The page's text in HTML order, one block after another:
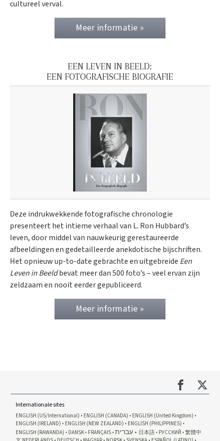
cultureel verval.
Meer informatie »
EEN LEVEN IN BEELD:
EEN FOTOGRAFISCHE BIOGRAFIE
Deze indrukwekkende fotografische chronologie
presenteert het intieme verhaal van L. Ron Hubbard’s
leven, door middel van nauwkeurig gerestaureerde
afbeeldingen en gedetailleerde anekdotische bijschriften.
Het opnieuw up-to-date gebrachte en uitgebreide Een
Leven in Beeldbevat meer dan 500 foto’s – veel ervan zijn
zeldzaam en nooit eerder gepubliceerd.
Meer informatie »
Internationale sites
ENGLISH (US/International) ENGLISH (CANADA)
ENGLISH (United Kingdom)
ENGLISH (IRELAND)
ENGLISH (NEW ZEALAND)
ENGLISH (PHILIPPINES)
ENGLISH (RAWANDA)
DANSK FRANÇAIS עברית 日本語 РУССКИЙ
繁體中